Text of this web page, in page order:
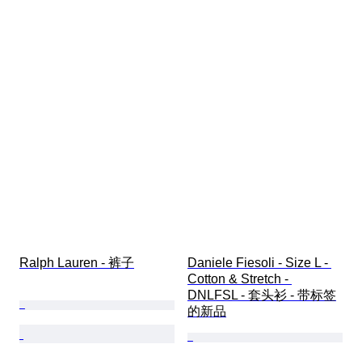
Ralph Lauren - 裤子
Daniele Fiesoli - Size L -
Cotton & Stretch -
DNLFSL - 套头衫 - 带标签
的新品